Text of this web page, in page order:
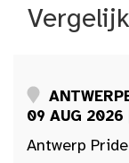
09 AUG 2026
Antwerp Pride